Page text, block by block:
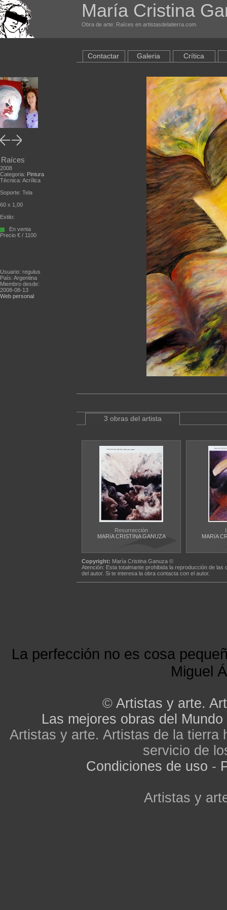
María Cristina
Obra de arte: Raíces en artistasdelatierra.com
Raíces
2008
Categoria: Pintura
Técnica: Acrílica
Soporte: Tela
60 x 1,00
Estilo:
En venta
Precio € / 1100
Usuario: regulus
País: Argentina
Miembro desde:
2008-08-13
Web personal
Contactar Galeria Crítica
3 obras del artista
Resurrección
MARíA CRISTINA GANUZA
MARíA
Copyright: María Cristina Ganuza ©
Atención: Esta totalmante prohibida la reproducción de
del autor. Si te interesa la obra contacta con el autor.
La perfección no es cosa
Miguel
© Artistas y arte.
Las mejores obras del Mundo
Artistas y arte. Artistas de la tierra
servicio de
Condiciones de uso -
Artistas y